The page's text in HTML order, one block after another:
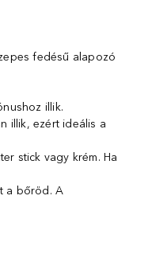
fedésű alapozó
illik.
illik, ezért ideális a
stick vagy krém. Ha
a bőröd. A